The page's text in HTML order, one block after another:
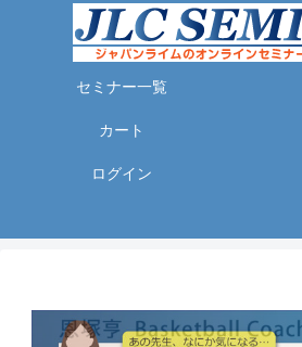
セミナー一覧
カート
ログイン